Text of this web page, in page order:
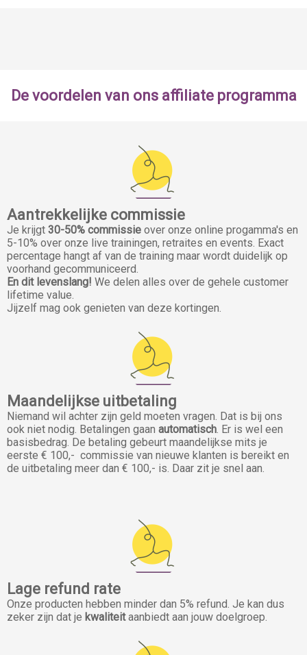
De voordelen van ons affiliate programma
Aantrekkelijke commissie
Je krijgt 30-50% commissie over onze online progamma's en
5-10% over onze live trainingen, retraites en events. Exact
percentage hangt af van de training maar wordt duidelijk op
voorhand gecommuniceerd.
En dit levenslang! We delen alles over de gehele customer
lifetime value.
Jijzelf mag ook genieten van deze kortingen.
Maandelijkse uitbetaling
Niemand wil achter zijn geld moeten vragen. Dat is bij ons
ook niet nodig. Betalingen gaan automatisch. Er is wel een
basisbedrag. De betaling gebeurt maandelijkse mits je
eerste € 100,- commissie van nieuwe klanten is bereikt en
de uitbetaling meer dan € 100,- is. Daar zit je snel aan.
Lage refund rate
Onze producten hebben minder dan 5% refund. Je kan dus
zeker zijn dat je kwaliteitaanbiedt aan jouw doelgroep.